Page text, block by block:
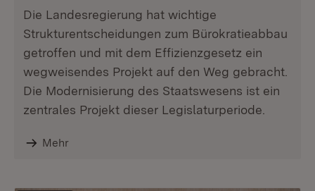
Die Landesregierung hat wichtige
Strukturentscheidungen zum Bürokratieabbau
getroffen und mit dem Effizienzgesetz ein
wegweisendes Projekt auf den Weg gebracht.
Die Modernisierung des Staatswesens ist ein
zentrales Projekt dieser Legislaturperiode.
Mehr